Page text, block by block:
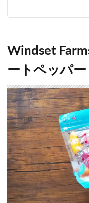
Windset
ートペッパー